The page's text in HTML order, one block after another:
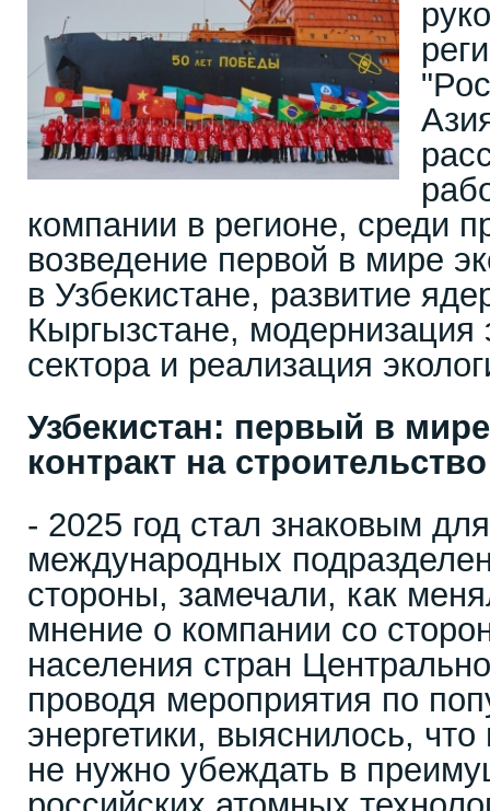
компании в регионе, среди
возведение первой в мире
в Узбекистане, развитие
Кыргызстане, модернизация
сектора и реализация
Узбекистан: первый в
контракт на
- 2025 год стал знаковым
международных
стороны, замечали, как
мнение о компании со
населения стран
проводя мероприятия по
энергетики, выяснилось, что
не нужно убеждать в